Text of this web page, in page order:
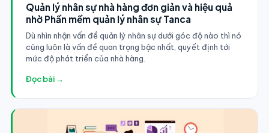
Quản lý nhân sự nhà hàng đơn giản và hiệu quả
nhờ Phần mềm quản lý nhân sự Tanca
Dù nhìn nhận vấn đề quản lý nhân sự dưới góc độ nào thì nó
cũng luôn là vấn đề quan trọng bậc nhất, quyết định tới
mức độ phát triển của nhà hàng.
Đọc bài →